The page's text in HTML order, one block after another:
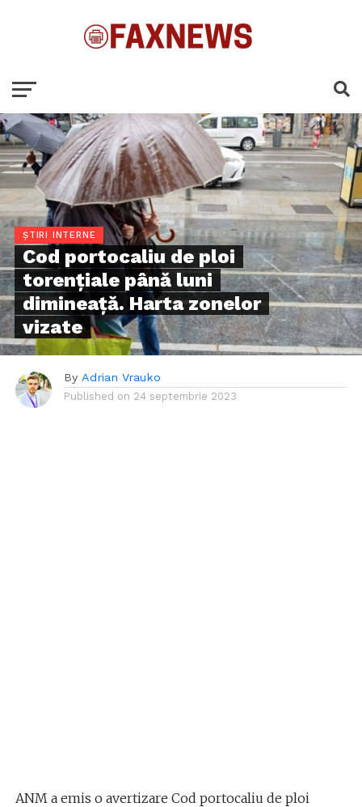
ȘTIRI INTERNE
Cod portocaliu de ploi
torențiale până luni
dimineață. Harta zonelor
vizate
By Adrian Vrauko
Published on 24 septembrie 2023
ANM a emis o avertizare Cod portocaliu de ploi